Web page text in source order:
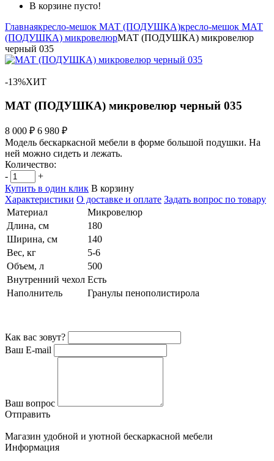
В корзине пусто!
Главнаякресло-мешок МАТ (ПОДУШКА)кресло-мешок МАТ
(ПОДУШКА) микровелюрМАТ (ПОДУШКА) микровелюр
черный 035
-13%ХИТ
МАТ (ПОДУШКА) микровелюр черный 035
8 000 ₽ 6 980 ₽
Модель бескаркасной мебели в форме большой подушки. На
ней можно сидеть и лежать.
Количество:
-
+
Купить в один клик В корзину
Характеристики О доставке и оплате Задать вопрос по товару
Материал
Микровелюр
Длина, см
180
Ширина, см
140
Вес, кг
5-6
Объем, л
500
Внутренний чехол Есть
Наполнитель
Гранулы пенополистирола
Как вас зовут?
Ваш E-mail
Ваш вопрос
Отправить
Магазин удобной и уютной бескаркасной мебели
Информация